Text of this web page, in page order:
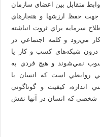
متقابل بين اعضاي سازمان
جهت حفظ ارزشها و هنجارهاي
سرمايه براي ثروت انباشته
مي‌رود و كلمه اجتماعي در
درون شبكه‌هاي كسب و كار يا
نمي‌شوند و هيچ فردي به
روابطي است كه انسان با
اندازه، كيفيت و گوناگوني
شخصي كه انسان در آنها نقش